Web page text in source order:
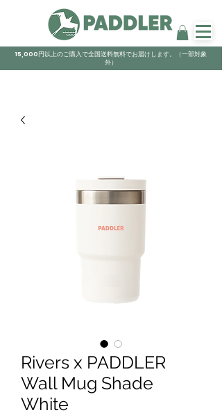
15,000円以上のご購入で全国送料無料でお届けします。（一部対象
外）
Rivers x PADDLER
Wall Mug Shade
White